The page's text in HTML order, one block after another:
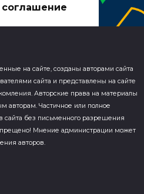
соглашение
на сайте, созданы авторами сайта
сайта и представлены на сайте
Авторские права на материалы
авторам. Частичное или полное
сайта без письменного разрешения
Мнение администрации может
авторов.